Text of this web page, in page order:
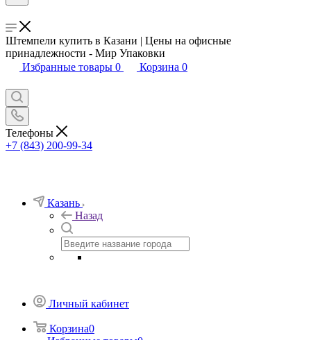
Штемпели купить в Казани | Цены на офисные
принадлежности - Мир Упаковки
Избранные товары 0 Корзина 0
Телефоны
+7 (843) 200-99-34
Казань
Назад
Личный кабинет
Корзина0